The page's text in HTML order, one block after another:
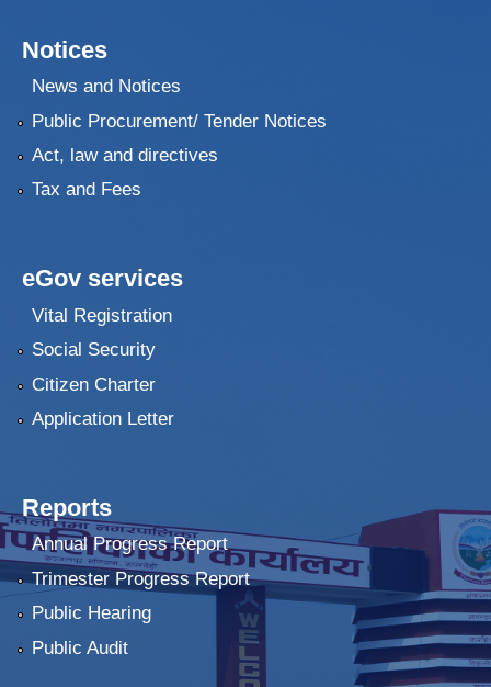
Notices
News and Notices
Public Procurement/ Tender Notices
Act, law and directives
Tax and Fees
eGov services
Vital Registration
Social Security
Citizen Charter
Application Letter
Reports
Annual Progress Report
Trimester Progress Report
Public Hearing
Public Audit